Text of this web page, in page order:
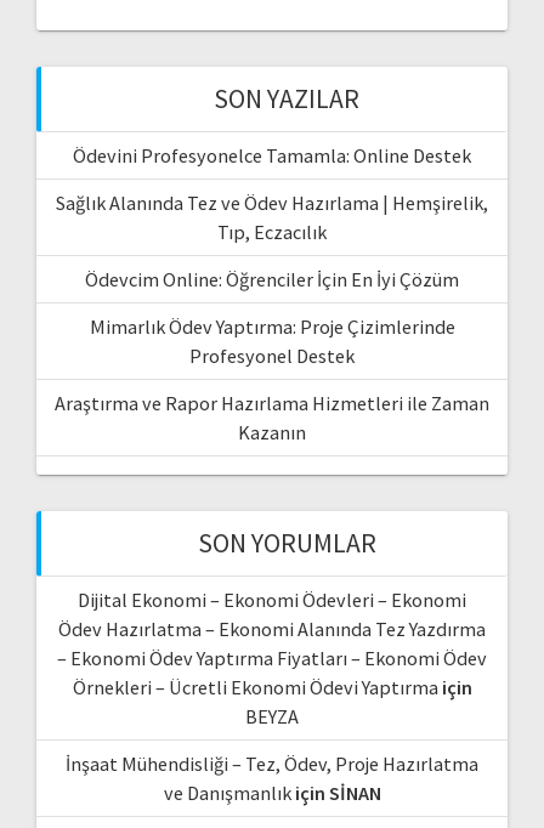
SON YAZILAR
Ödevini Profesyonelce Tamamla: Online Destek
Sağlık Alanında Tez ve Ödev Hazırlama | Hemşirelik,
Tıp, Eczacılık
Ödevcim Online: Öğrenciler İçin En İyi Çözüm
Mimarlık Ödev Yaptırma: Proje Çizimlerinde
Profesyonel Destek
Araştırma ve Rapor Hazırlama Hizmetleri ile Zaman
Kazanın
SON YORUMLAR
Dijital Ekonomi – Ekonomi Ödevleri – Ekonomi
Ödev Hazırlatma – Ekonomi Alanında Tez Yazdırma
– Ekonomi Ödev Yaptırma Fiyatları – Ekonomi Ödev
Örnekleri – Ücretli Ekonomi Ödevi Yaptırma için
BEYZA
İnşaat Mühendisliği – Tez, Ödev, Proje Hazırlatma
ve Danışmanlıkiçin SİNAN